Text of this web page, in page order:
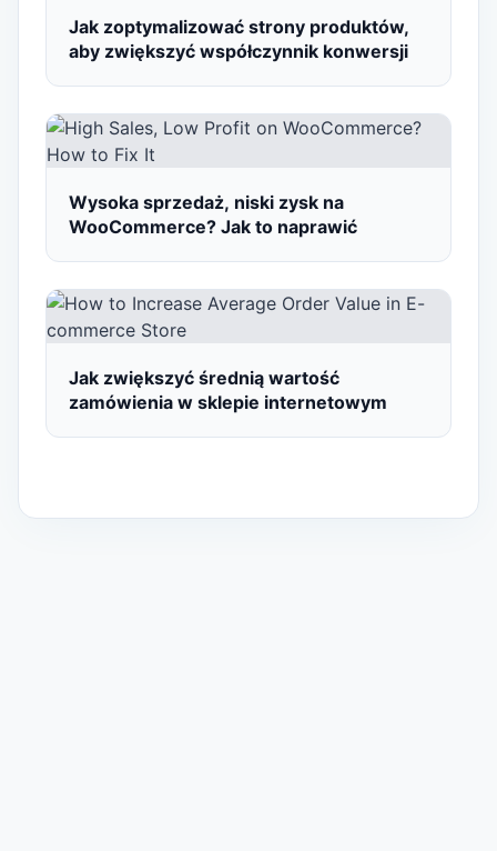
Jak zoptymalizować strony produktów,
aby zwiększyć współczynnik konwersji
Wysoka sprzedaż, niski zysk na
WooCommerce? Jak to naprawić
Jak zwiększyć średnią wartość
zamówienia w sklepie internetowym